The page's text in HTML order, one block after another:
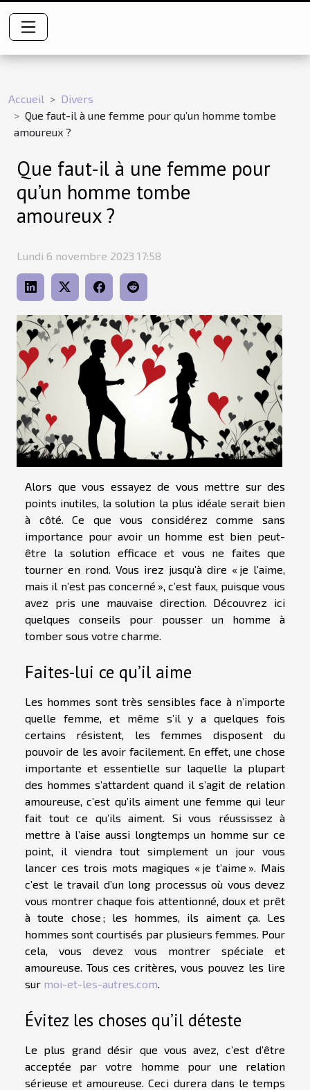
Accueil
Divers
Que faut-il à une femme pour qu’un homme tombe
amoureux ?
Que faut-il à une femme pour
qu’un homme tombe
amoureux ?
Lundi 6 novembre 2023 17:58
Alors que vous essayez de vous mettre sur des
points inutiles, la solution la plus idéale serait bien
à côté. Ce que vous considérez comme sans
importance pour avoir un homme est bien peut-
être la solution efficace et vous ne faites que
tourner en rond. Vous irez jusqu’à dire « je l’aime,
mais il n’est pas concerné », c’est faux, puisque vous
avez pris une mauvaise direction. Découvrez ici
quelques conseils pour pousser un homme à
tomber sous votre charme.
Faites-lui ce qu’il aime
Les hommes sont très sensibles face à n’importe
quelle femme, et même s’il y a quelques fois
certains résistent, les femmes disposent du
pouvoir de les avoir facilement. En effet, une chose
importante et essentielle sur laquelle la plupart
des hommes s’attardent quand il s’agit de relation
amoureuse, c’est qu’ils aiment une femme qui leur
fait tout ce qu’ils aiment. Si vous réussissez à
mettre à l’aise aussi longtemps un homme sur ce
point, il viendra tout simplement un jour vous
lancer ces trois mots magiques « je t’aime ». Mais
c’est le travail d’un long processus où vous devez
vous montrer chaque fois attentionné, doux et prêt
à toute chose ; les hommes, ils aiment ça. Les
hommes sont courtisés par plusieurs femmes. Pour
cela, vous devez vous montrer spéciale et
amoureuse. Tous ces critères, vous pouvez les lire
sur moi-et-les-autres.com
Évitez les choses qu’il déteste
Le plus grand désir que vous avez, c’est d’être
acceptée par votre homme pour une relation
sérieuse et amoureuse. Ceci durera dans le temps